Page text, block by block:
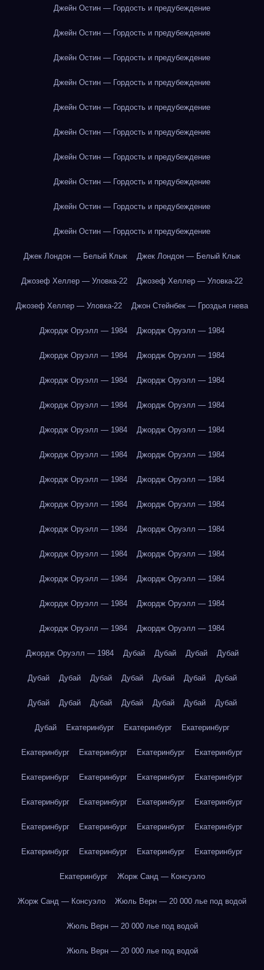
Джейн Остин — Гордость и предубеждение
Джейн Остин — Гордость и предубеждение
Джейн Остин — Гордость и предубеждение
Джейн Остин — Гордость и предубеждение
Джейн Остин — Гордость и предубеждение
Джейн Остин — Гордость и предубеждение
Джейн Остин — Гордость и предубеждение
Джейн Остин — Гордость и предубеждение
Джейн Остин — Гордость и предубеждение
Джейн Остин — Гордость и предубеждение
Джек Лондон — Белый Клык Джек Лондон — Белый Клык
Джозеф Хеллер — Уловка-22 Джозеф Хеллер — Уловка-22
Джозеф Хеллер — Уловка-22 Джон Стейнбек — Гроздья гнева
Джордж Оруэлл — 1984 Джордж Оруэлл — 1984
Джордж Оруэлл — 1984 Джордж Оруэлл — 1984
Джордж Оруэлл — 1984 Джордж Оруэлл — 1984
Джордж Оруэлл — 1984 Джордж Оруэлл — 1984
Джордж Оруэлл — 1984 Джордж Оруэлл — 1984
Джордж Оруэлл — 1984 Джордж Оруэлл — 1984
Джордж Оруэлл — 1984 Джордж Оруэлл — 1984
Джордж Оруэлл — 1984 Джордж Оруэлл — 1984
Джордж Оруэлл — 1984 Джордж Оруэлл — 1984
Джордж Оруэлл — 1984 Джордж Оруэлл — 1984
Джордж Оруэлл — 1984 Джордж Оруэлл — 1984
Джордж Оруэлл — 1984 Джордж Оруэлл — 1984
Джордж Оруэлл — 1984 Джордж Оруэлл — 1984
Джордж Оруэлл — 1984 Дубай Дубай Дубай Дубай
Дубай Дубай Дубай Дубай Дубай Дубай Дубай
Дубай Дубай Дубай Дубай Дубай Дубай Дубай
Дубай Екатеринбург Екатеринбург Екатеринбург
Екатеринбург Екатеринбург Екатеринбург Екатеринбург
Екатеринбург Екатеринбург Екатеринбург Екатеринбург
Екатеринбург Екатеринбург Екатеринбург Екатеринбург
Екатеринбург Екатеринбург Екатеринбург Екатеринбург
Екатеринбург Екатеринбург Екатеринбург Екатеринбург
Екатеринбург Жорж Санд — Консуэло
Жорж Санд — Консуэло Жюль Верн — 20 000 лье под водой
Жюль Верн — 20 000 лье под водой
Жюль Верн — 20 000 лье под водой